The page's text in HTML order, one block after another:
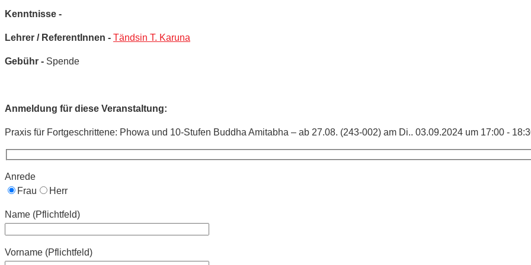
Kenntnisse -
Lehrer / ReferentInnen - Tändsin T. Karuna
Gebühr - Spende
Anmeldung für diese Veranstaltung:
Praxis für Fortgeschrittene: Phowa und 10-Stufen Buddha Amitabha – ab 27.08. (243-002) am Di.. 03.09.2024 um 17:00 -
Anrede
Frau
Herr
Name (Pflichtfeld)
Vorname (Pflichtfeld)